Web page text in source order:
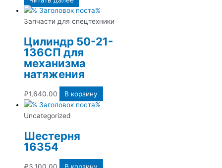
Запчасти для спецтехники
Цилиндр 50-21-
136СП для
механизма
натяжения
₽1,640.00 В корзину
Uncategorized
Шестерня
16354